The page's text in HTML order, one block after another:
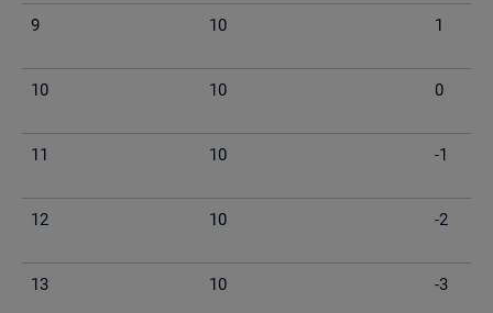
9 10 1
10 10 0
11 10 -1
12 10 -2
13 10 -3